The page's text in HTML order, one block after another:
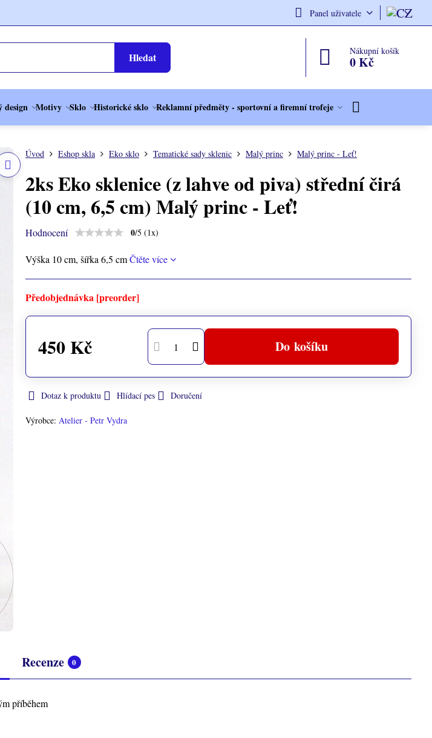
Panel uživatele
Hledat Nákupní košík
0 Kč
design Motivy Sklo Historické sklo Reklamní předměty - sportovní a firemní trofeje
Úvod Eshop skla Eko sklo Tematické sady sklenic Malý princ Malý princ - Leť!
2ks Eko sklenice (z lahve od piva) střední čirá
(10 cm, 6,5 cm) Malý princ - Leť!
Hodnocení 0/5 (1x)
Výška 10 cm, šířka 6,5 cmČtěte více
Předobjednávka [preorder]
450 Kč Do košíku
Dotaz k produktu Hlídací pes Doručení
Výrobce: Atelier - Petr Vydra
Recenze 0
příběhem